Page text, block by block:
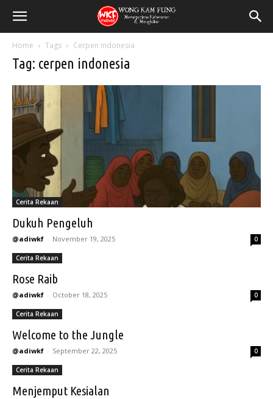
Home Tags Cerpen indonesia
Tag: cerpen indonesia
Cerita Rekaan
Dukuh Pengeluh
@adiwkf - November 19, 2025 0
Cerita Rekaan
Rose Raib
@adiwkf - October 18, 2025 0
Cerita Rekaan
Welcome to the Jungle
@adiwkf - September 22, 2025 0
Cerita Rekaan
Menjemput Kesialan